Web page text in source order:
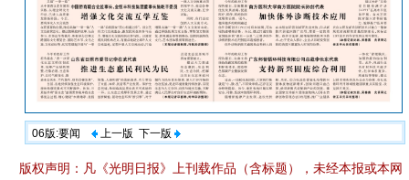
06版:要闻 上一版 下一版
版权声明：凡《光明日报》上刊载作品（含标题），未经本报或本网